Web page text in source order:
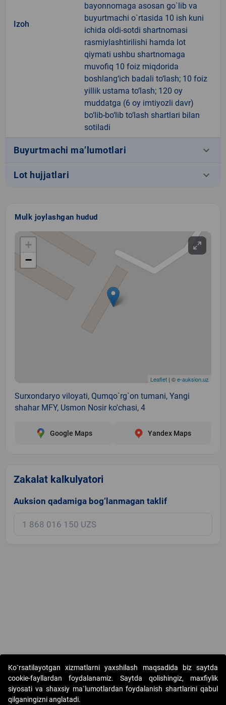
Izoh
bayonnomaga asosan go`lib va
buyurtmachi o`rtasida 10 ish kuni
ichida oldi-sotdi shartnomasi
rasmiylashtirilishi hamda lot
qiymati ushbu shartnomaga
muvofiq 10 foiz miqdorida
boshlang‘ich badali to‘lash; 10 foiz
yillik ustama to‘lash; 120 oy
muddatga (6 oy imtiyozli davr)
bo‘lib-bo‘lib to‘lash shartlari bilan
sotiladi
Buyurtmachi ma’lumotlari keyboard_arrow_down
Lot hujjatlari keyboard_arrow_down
Mulk joylashgan hudud
+
−
Leaflet | ©e-auksion.uz
Surxondaryo viloyati, Qumqo`rg`on tumani, Yangi
shahar MFY, Usmon Nosir ko'chasi, 4
Google Maps Yandex Maps
Zakalat kalkulyatori
Auksion qadamiga bog‘lanmagan taklif
Copyright © 2017-2026. "Elektron onlayn-auksionlarni tashkil etish"
AJ. Barcha huquqlar himoyalangan
Ko`rsatilayotgan xizmatlarni yaxshilash maqsadida biz saytda
cookie-fayllardan foydalanamiz. Saytda qolishingiz, maxfiylik
siyosati va shaxsiy ma`lumotlardan foydalanish shartlarini qabul
qilganingizni anglatadi.